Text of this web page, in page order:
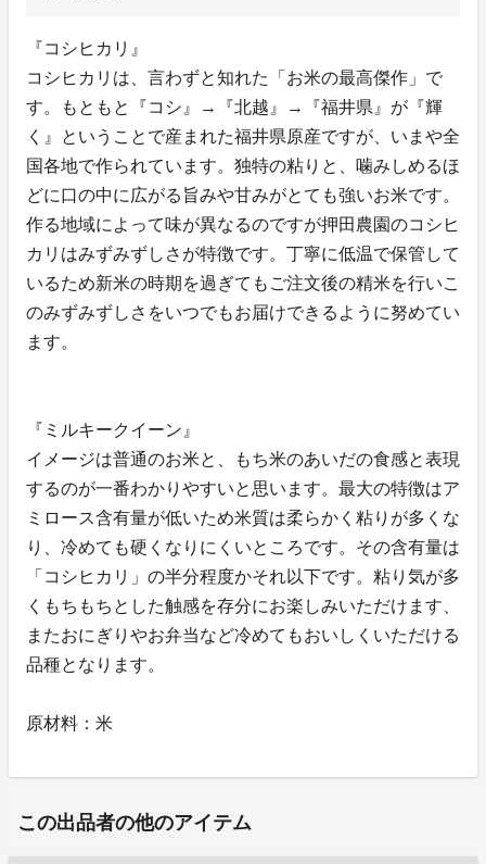
『コシヒカリ』
コシヒカリは、言わずと知れた「お米の最高傑作」で
す。もともと『コシ』→『北越』→『福井県』が『輝
く』ということで産まれた福井県原産ですが、いまや全
国各地で作られています。独特の粘りと、噛みしめるほ
どに口の中に広がる旨みや甘みがとても強いお米です。
作る地域によって味が異なるのですが押田農園のコシヒ
カリはみずみずしさが特徴です。丁寧に低温で保管して
いるため新米の時期を過ぎてもご注文後の精米を行いこ
のみずみずしさをいつでもお届けできるように努めてい
ます。
『ミルキークイーン』
イメージは普通のお米と、もち米のあいだの食感と表現
するのが一番わかりやすいと思います。最大の特徴はア
ミロース含有量が低いため米質は柔らかく粘りが多くな
り、冷めても硬くなりにくいところです。その含有量は
「コシヒカリ」の半分程度かそれ以下です。粘り気が多
くもちもちとした触感を存分にお楽しみいただけます、
またおにぎりやお弁当など冷めてもおいしくいただける
品種となります。
原材料：米
この出品者の他のアイテム